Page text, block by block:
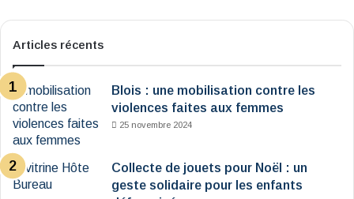
Articles récents
Blois : une mobilisation contre les
violences faites aux femmes
25 novembre 2024
Collecte de jouets pour Noël : un
geste solidaire pour les enfants